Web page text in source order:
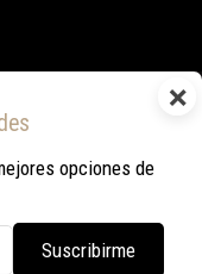
×
opciones de
Suscribirme